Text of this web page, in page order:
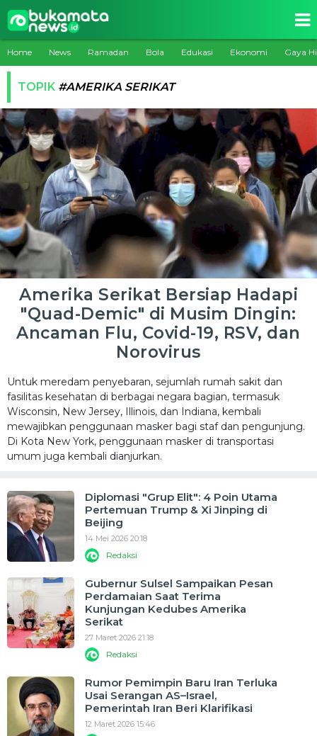
Home News Ramadan Bola Edukasi Ekonomi Gaya
TOPIK #AMERIKA SERIKAT
Amerika Serikat Bersiap Hadapi
"Quad-Demic" di Musim Dingin:
Ancaman Flu, Covid-19, RSV, dan
Norovirus
Untuk meredam penyebaran, sejumlah rumah sakit dan
fasilitas kesehatan di berbagai negara bagian, termasuk
Wisconsin, New Jersey, Illinois, dan Indiana, kembali
mewajibkan penggunaan masker bagi staf dan pengunjung.
Di Kota New York, penggunaan masker di transportasi
umum juga kembali dianjurkan.
Diplomasi "Grup Elit": 4 Poin Utama
Pertemuan Trump & Xi Jinping di
Beijing
14 Mei 2026 20:18
Redaksi
Gubernur Sulsel Sampaikan Pesan
Perdamaian Saat Terima
Kunjungan Kedubes Amerika
Serikat
27 Maret 2026 21:18
Redaksi
Rumor Pemimpin Baru Iran Terluka
Usai Serangan AS–Israel,
Pemerintah Iran Beri Klarifikasi
12 Maret 2026 15:46